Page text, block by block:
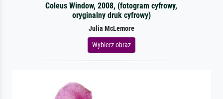
Coleus Window, 2008, (fotogram cyfrowy,
oryginalny druk cyfrowy)
Julia McLemore
Wybierz obraz